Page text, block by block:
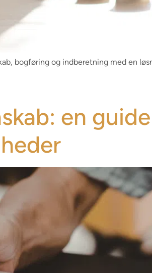
bogføring og indberetning med en
en